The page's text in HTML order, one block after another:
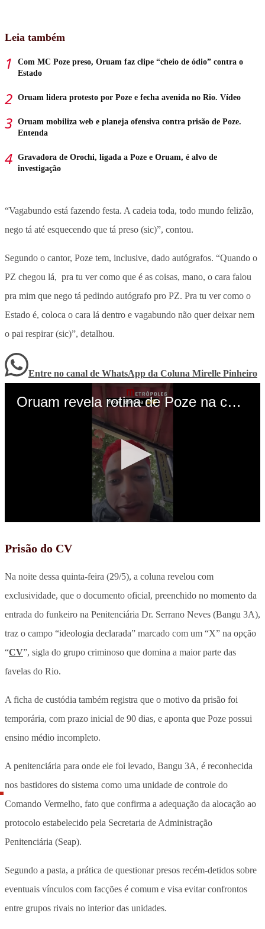
Leia também
Com MC Poze preso, Oruam faz clipe “cheio de ódio” contra o
Estado
Oruam lidera protesto por Poze e fecha avenida no Rio. Vídeo
Oruam mobiliza web e planeja ofensiva contra prisão de Poze.
Entenda
Gravadora de Orochi, ligada a Poze e Oruam, é alvo de
investigação
“Vagabundo está fazendo festa. A cadeia toda, todo mundo felizão,
nego tá até esquecendo que tá preso (sic)”, contou.
Segundo o cantor, Poze tem, inclusive, dado autógrafos. “Quando o
PZ chegou lá, pra tu ver como que é as coisas, mano, o cara falou
pra mim que nego tá pedindo autógrafo pro PZ. Pra tu ver como o
Estado é, coloca o cara lá dentro e vagabundo não quer deixar nem
o pai respirar (sic)”, detalhou.
Entre no canal de WhatsApp da Coluna Mirelle Pinheiro
Prisão do CV
Na noite dessa quinta-feira (29/5), a coluna revelou com
exclusividade, que o documento oficial, preenchido no momento da
entrada do funkeiro na Penitenciária Dr. Serrano Neves (Bangu 3A),
traz o campo “ideologia declarada” marcado com um “X” na opção
“CV”, sigla do grupo criminoso que domina a maior parte das
favelas do Rio.
A ficha de custódia também registra que o motivo da prisão foi
temporária, com prazo inicial de 90 dias, e aponta que Poze possui
ensino médio incompleto.
A penitenciária para onde ele foi levado, Bangu 3A, é reconhecida
nos bastidores do sistema como uma unidade de controle do
Comando Vermelho, fato que confirma a adequação da alocação ao
protocolo estabelecido pela Secretaria de Administração
Penitenciária (Seap).
Segundo a pasta, a prática de questionar presos recém-detidos sobre
eventuais vínculos com facções é comum e visa evitar confrontos
entre grupos rivais no interior das unidades.